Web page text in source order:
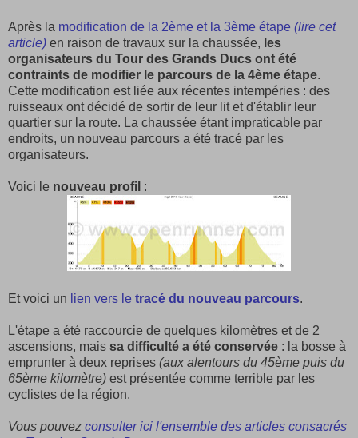
Après la modification de la 2ème et la 3ème étape (lire cet
article) en raison de travaux sur la chaussée, les
organisateurs du Tour des Grands Ducs ont été
contraints de modifier le parcours de la 4ème étape.
Cette modification est liée aux récentes intempéries : des
ruisseaux ont décidé de sortir de leur lit et d'établir leur
quartier sur la route. La chaussée étant impraticable par
endroits, un nouveau parcours a été tracé par les
organisateurs.
Voici le nouveau profil :
Et voici un lien vers le tracé du nouveau parcours.
L'étape a été raccourcie de quelques kilomètres et de 2
ascensions, mais sa difficulté a été conservée : la bosse à
emprunter à deux reprises (aux alentours du 45ème puis du
65ème kilomètre) est présentée comme terrible par les
cyclistes de la région.
Vous pouvez consulter ici l'ensemble des articles consacrés